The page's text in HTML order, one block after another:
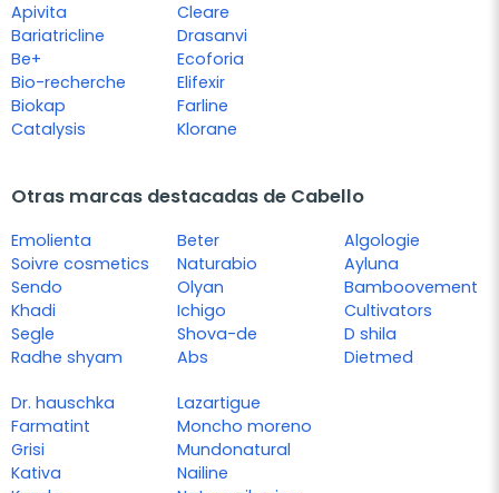
Apivita
Bariatricline
Be+
Bio-recherche
Biokap
Catalysis
Cleare
Drasanvi
Ecoforia
Elifexir
Farline
Klorane
Otras marcas destacadas de Cabello
Emolienta
Soivre cosmetics
Sendo
Khadi
Segle
Radhe shyam
Beter
Naturabio
Olyan
Ichigo
Shova-de
Abs
Algologie
Ayluna
Bamboovement
Cultivators
D shila
Dietmed
Dr. hauschka
Farmatint
Grisi
Kativa
Lazartigue
Moncho moreno
Mundonatural
Nailine